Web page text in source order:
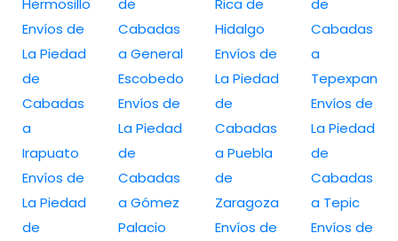
Hermosillo
Envíos de
La Piedad
de
Cabadas
a
Irapuato
Envíos de
La Piedad
de
de
Cabadas
a General
Escobedo
Envíos de
La Piedad
de
Cabadas
a Gómez
Palacio
Rica de
Hidalgo
Envíos de
La Piedad
de
Cabadas
a Puebla
de
Zaragoza
Envíos de
de
Cabadas
a
Tepexpan
Envíos de
La Piedad
de
Cabadas
a Tepic
Envíos de